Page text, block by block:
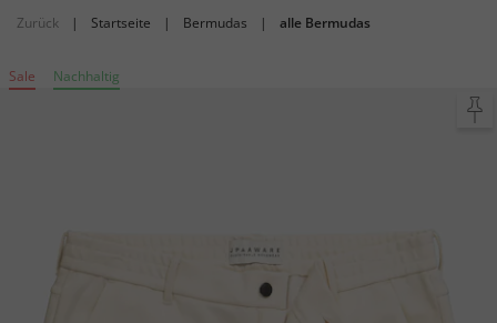
Zurück | Startseite | Bermudas | alle Bermudas
Sale Nachhaltig